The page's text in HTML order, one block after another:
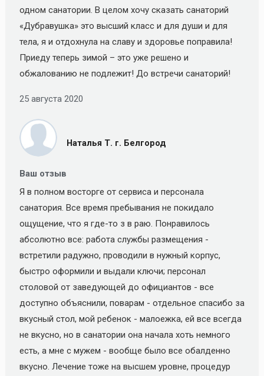
одном санатории. В целом хочу сказать санаторий
«Дубравушка» это высший класс и для души и для
тела, я и отдохнула на славу и здоровье поправила!
Приеду теперь зимой – это уже решено и
обжалованию не подлежит! До встречи санаторий!
25 августа 2020
Наталья Т. г. Белгород
Ваш отзыв
Я в полном восторге от сервиса и персонала
санатория. Все время пребывания не покидало
ощущение, что я где-то з в раю. Понравилось
абсолютно все: работа службы размещения -
встретили радужно, проводили в нужный корпус,
быстро оформили и выдали ключи; персонал
столовой от заведующей до официантов - все
доступно объяснили, поварам - отдельное спасибо за
вкусный стол, мой ребенок - малоежка, ей все всегда
не вкусно, но в санатории она начала хоть немного
есть, а мне с мужем - вообще было все обалденно
вкусно. Лечение тоже на высшем уровне, процедур